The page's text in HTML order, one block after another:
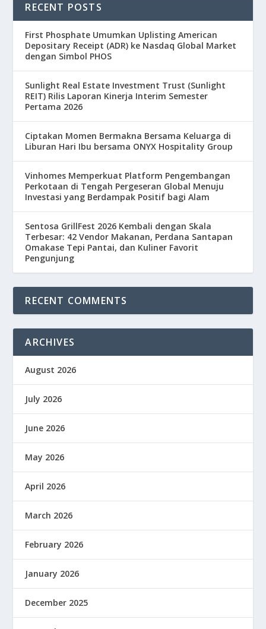
RECENT POSTS
First Phosphate Umumkan Uplisting American
Depositary Receipt (ADR) ke Nasdaq Global Market
dengan Simbol PHOS
Sunlight Real Estate Investment Trust (Sunlight
REIT) Rilis Laporan Kinerja Interim Semester
Pertama 2026
Ciptakan Momen Bermakna Bersama Keluarga di
Liburan Hari Ibu bersama ONYX Hospitality Group
Vinhomes Memperkuat Platform Pengembangan
Perkotaan di Tengah Pergeseran Global Menuju
Investasi yang Berdampak Positif bagi Alam
Sentosa GrillFest 2026 Kembali dengan Skala
Terbesar: 42 Vendor Makanan, Perdana Santapan
Omakase Tepi Pantai, dan Kuliner Favorit
Pengunjung
RECENT COMMENTS
ARCHIVES
August 2026
July 2026
June 2026
May 2026
April 2026
March 2026
February 2026
January 2026
December 2025